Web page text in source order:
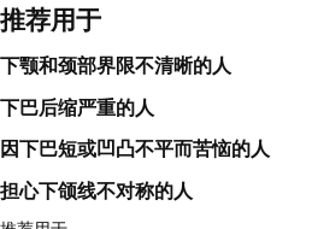
推荐用于
下颚和颈部界限不清晰的人
下巴后缩严重的人
因下巴短或凹凸不平而苦恼的人
担心下颌线不对称的人